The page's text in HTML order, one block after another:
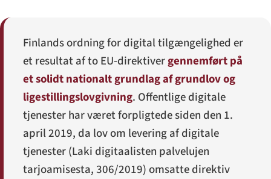
Finlands ordning for digital tilgængelighed er
et resultat af to EU-direktivergennemført på
et solidt nationalt grundlag af grundlov og
ligestillingslovgivning. Offentlige digitale
tjenester har været forpligtede siden den 1.
april 2019, da lov om levering af digitale
tjenester (Laki digitaalisten palvelujen
tarjoamisesta, 306/2019) omsatte direktiv